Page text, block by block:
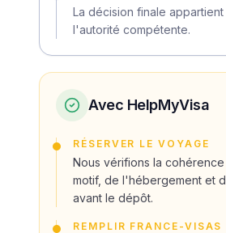
La décision finale appartient
l'autorité compétente.
Avec HelpMyVisa
RÉSERVER LE VOYAGE
Nous vérifions la
motif, de l'hébergement et
avant le dépôt.
REMPLIR FRANCE-VISAS